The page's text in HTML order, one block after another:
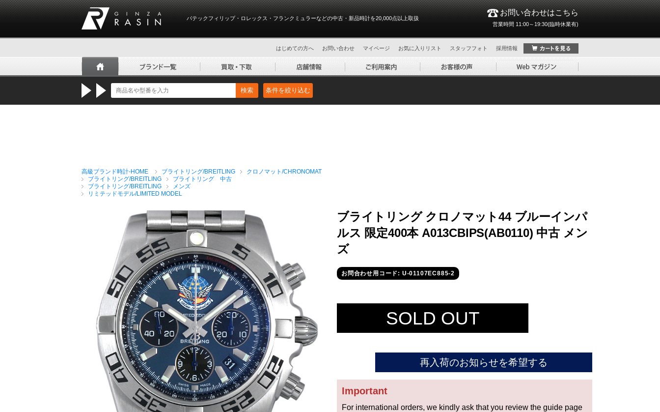
パテックフィリップ・ロレックス・フランクミュラーなどの中古・新品時計を20,000点以上取扱
お問い合わせはこちら
営業時間 11:00～19:30(臨時休業有)
はじめての方へ お問い合わせ マイページ お気に入りリスト スタッフフォト 採用情報
検索 条件を絞り込む
高級ブランド時計-HOME ブライトリング/BREITLING
クロノマット/CHRONOMAT
ブライトリング/BREITLING
ブライトリング 中古
ブライトリング/BREITLING
メンズ
リミテッドモデル/LIMITED MODEL
ブライトリング クロノマット44 ブルーインパ
ルス 限定400本 A013CBIPS(AB0110) 中古 メン
ズ
お問合わせ用コード: U-01107EC885-2
SOLD OUT
再入荷のお知らせを希望する
Important
For international orders, we kindly ask that you review the guide page